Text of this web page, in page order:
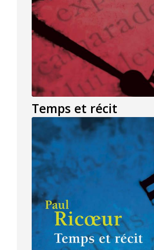
Temps et récit